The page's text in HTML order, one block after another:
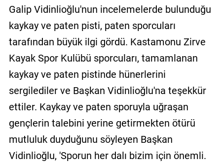
Kullanıcı
Sözleşmesi
Galip Vidinlioğlu'nun incelemelerde bulunduğu
kaykay ve paten pisti, paten sporcuları
tarafından büyük ilgi gördü. Kastamonu Zirve
Kayak Spor Kulübü sporcuları, tamamlanan
kaykay ve paten pistinde hünerlerini
sergilediler ve Başkan Vidinlioğlu'na teşekkür
ettiler. Kaykay ve paten sporuyla uğraşan
gençlerin talebini yerine getirmekten ötürü
mutluluk duyduğunu söyleyen Başkan
Vidinlioğlu, 'Sporun her dalı bizim için önemli.